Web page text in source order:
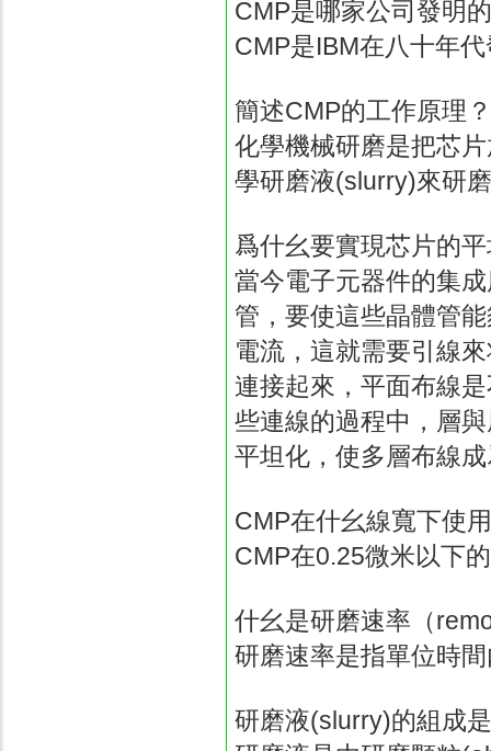
CMP是哪家公司發明
CMP是IBM在八十年
簡述CMP的工作原理？
化學機械研磨是把芯
學研磨液(slurry)來研
爲什幺要實現芯片的
當今電子元器件的集
管，要使這些晶體管
電流，這就需要引線
連接起來，平面布線
些連線的過程中，層
平坦化，使多層布線
CMP在什幺線寬下使
CMP在0.25微米以下
什幺是研磨速率（
研磨速率是指單位時
研磨液(slurry)的組成